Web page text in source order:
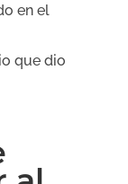
en el
que dio